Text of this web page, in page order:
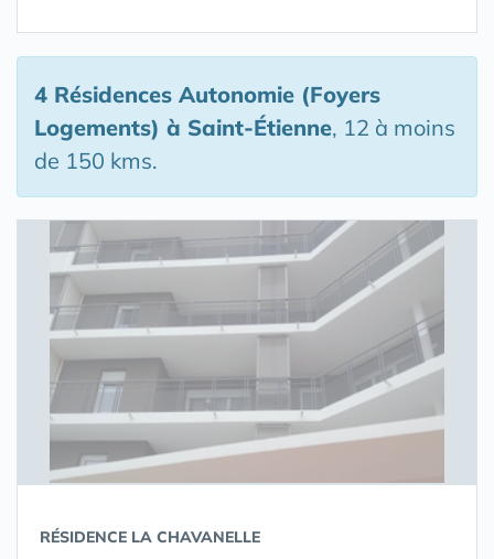
4 Résidences Autonomie (Foyers
Logements) à Saint-Étienne, 12 à moins
de 150 kms.
RÉSIDENCE LA CHAVANELLE